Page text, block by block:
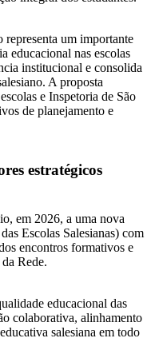
representa um importante
educacional nas escolas
institucional e consolida
A proposta
e Inspetoria de São
de planejamento e
estratégicos
em 2026, a uma nova
Escolas Salesianas) com
encontros formativos e
Rede.
educacional das
colaborativa, alinhamento
salesiana em todo